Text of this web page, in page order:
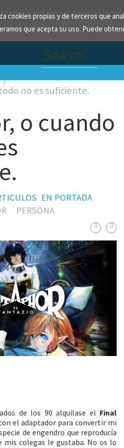
cookies propias y de terceros que
que acepta su uso. Puede
Search
for:
no es suficiente.
o cuando
EN PORTADA
PERSONA
de los 90 alquilase el Final
el adaptador para convertir mi
de engendro que reproducía
mis colegas le gustaba. No os lo